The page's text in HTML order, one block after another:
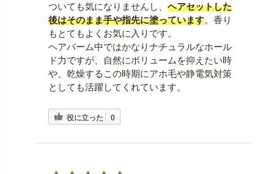
ついても気になりませんし、 ヘアセットした
後はそのまま手や指先に塗っています。香り
もとてもよくお気に入りです。
ヘアバーム中ではかなりナチュラルなホール
ド力ですが、自然にボリュームを抑えたい時
や、乾燥するこの時期にアホ毛や静電気対策
としても活躍してくれています。
役に立った 0